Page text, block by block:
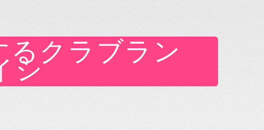
クラブラン
シ